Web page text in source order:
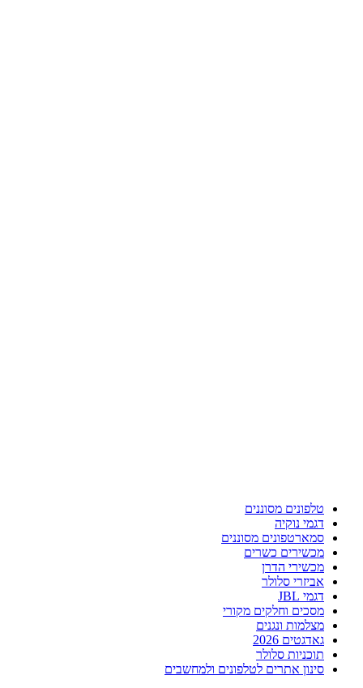
טלפונים מסוננים
דגמי נוקיה
סמארטפונים מסוננים
מכשירים כשרים
מכשירי הדרן
אביזרי סלולר
דגמי JBL
מסכים וחלקים מקורי
מצלמות ונגנים
גאדגטים 2026
תוכניות סלולר
סינון אתרים לטלפונים ולמחשבים